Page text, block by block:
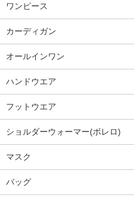
ワンピース
カーディガン
オールインワン
ハンドウエア
フットウエア
ショルダーウォーマー(ボレロ)
マスク
バッグ